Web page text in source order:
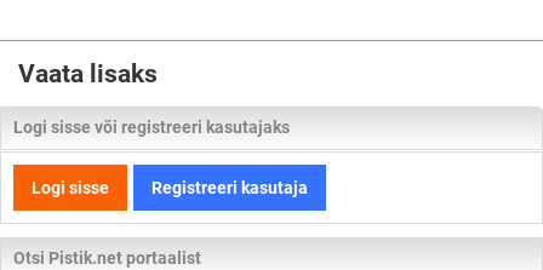
Vaata lisaks
Logi sisse või registreeri kasutajaks
Logi sisse Registreeri kasutaja
Otsi Pistik.net portaalist